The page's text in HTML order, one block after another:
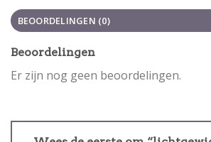
BEOORDELINGEN (0)
Beoordelingen
Er zijn nog geen beoordelingen.